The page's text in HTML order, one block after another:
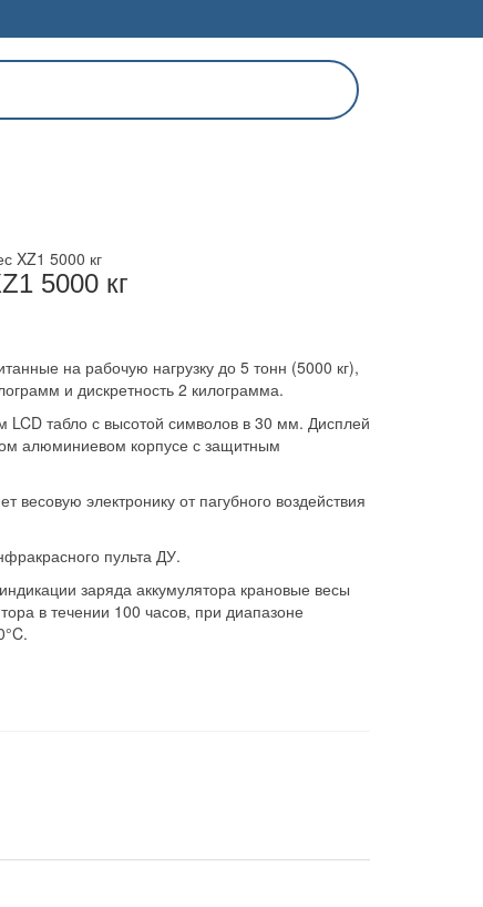
XZ1 5000 кг
5000 кг
на рабочую нагрузку до 5 тонн (5000 кг),
и дискретность 2 килограмма.
табло с высотой символов в 30 мм. Дисплей
алюминиевом корпусе с защитным
весовую электронику от пагубного воздействия
пульта ДУ.
заряда аккумулятора крановые весы
в течении 100 часов, при диапазоне